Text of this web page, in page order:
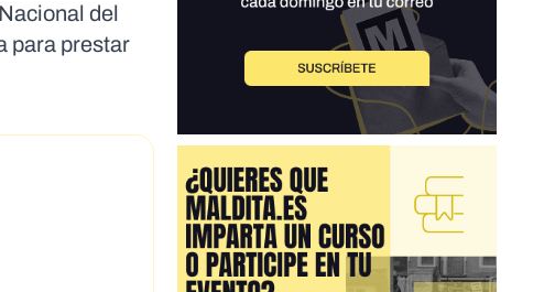
del
para prestar